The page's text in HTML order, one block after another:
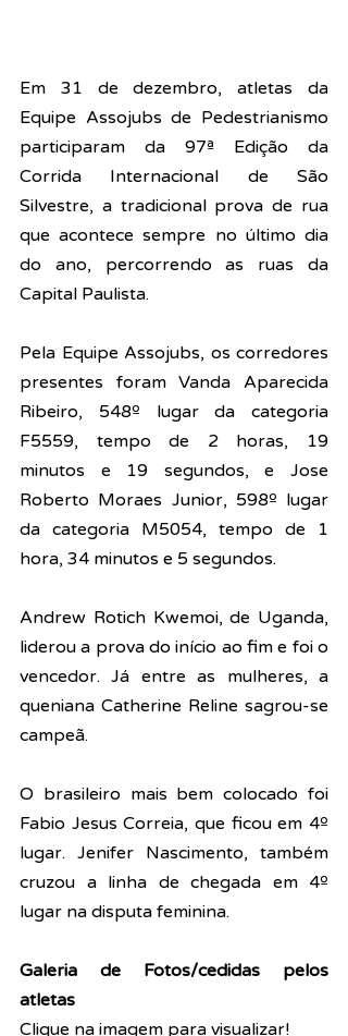
Em 31 de dezembro, atletas da
Equipe Assojubs de Pedestrianismo
participaram da 97ª Edição da
Corrida Internacional de São
Silvestre, a tradicional prova de rua
que acontece sempre no último dia
do ano, percorrendo as ruas da
Capital Paulista.
Pela Equipe Assojubs, os corredores
presentes foram Vanda Aparecida
Ribeiro, 548º lugar da categoria
F5559, tempo de 2 horas, 19
minutos e 19 segundos, e Jose
Roberto Moraes Junior, 598º lugar
da categoria M5054, tempo de 1
hora, 34 minutos e 5 segundos.
Andrew Rotich Kwemoi, de Uganda,
liderou a prova do início ao fim e foi o
vencedor. Já entre as mulheres, a
queniana Catherine Reline sagrou-se
campeã.
O brasileiro mais bem colocado foi
Fabio Jesus Correia, que ficou em 4º
lugar. Jenifer Nascimento, também
cruzou a linha de chegada em 4º
lugar na disputa feminina.
Galeria de Fotos/cedidas pelos
atletas
Clique na imagem para visualizar!